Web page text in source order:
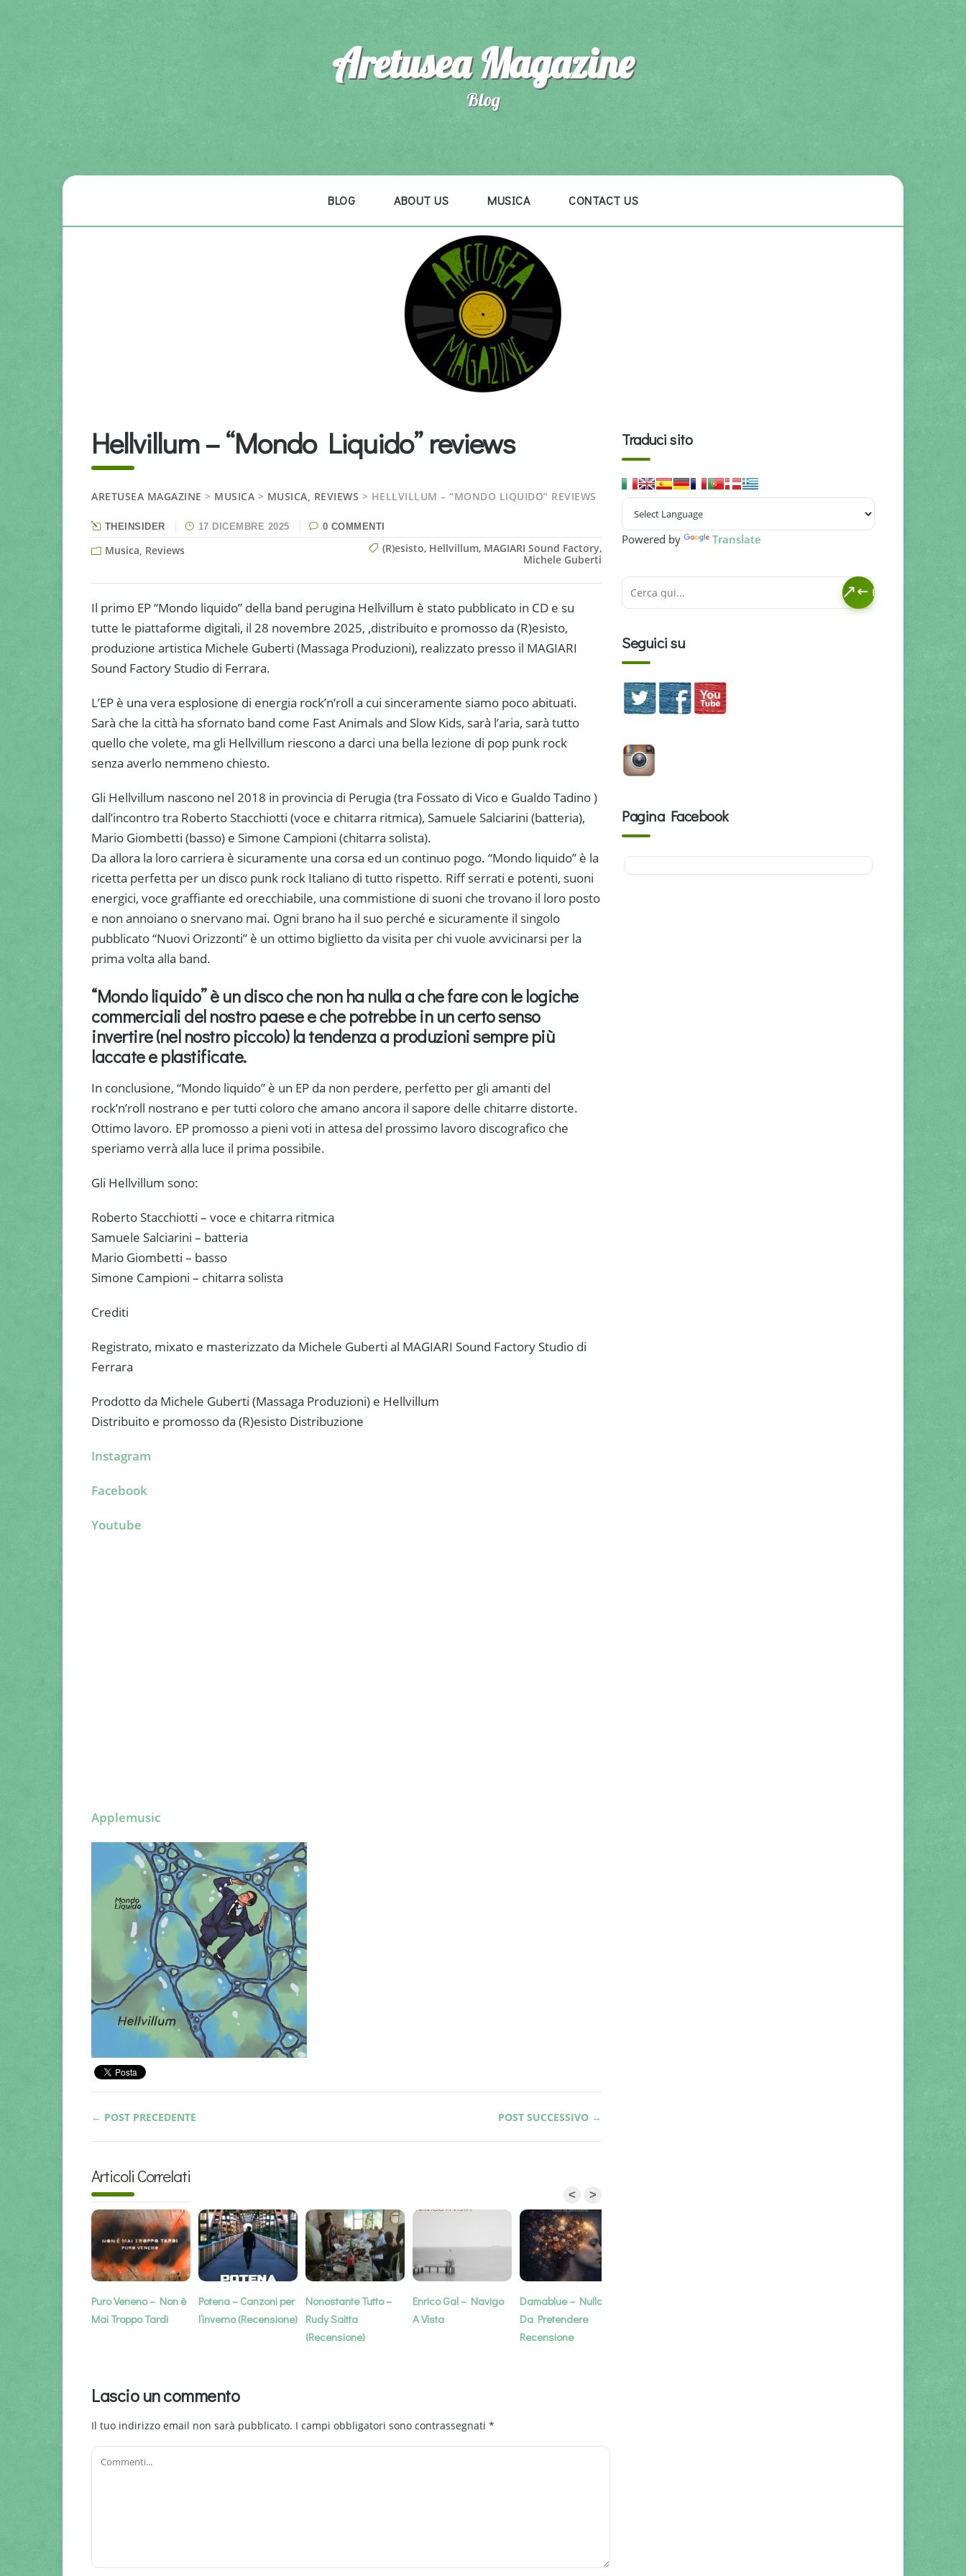
Aretusea Magazine
Blog
BLOG ABOUT US MUSICA CONTACT US
Hellvillum – “Mondo Liquido” reviews
ARETUSEA MAGAZINE > MUSICA > MUSICA, REVIEWS > HELLVILLUM – “MONDO LIQUIDO” REVIEWS
THEINSIDER 17 DICEMBRE 2025 0 COMMENTI
Musica, Reviews (R)esisto, Hellvillum, MAGIARI Sound Factory,
Michele Guberti
Il primo EP “Mondo liquido” della band perugina Hellvillum è stato pubblicato in CD e su
tutte le piattaforme digitali, il 28 novembre 2025, ,distribuito e promosso da (R)esisto,
produzione artistica Michele Guberti (Massaga Produzioni), realizzato presso il MAGIARI
Sound Factory Studio di Ferrara.
L’EP è una vera esplosione di energia rock’n’roll a cui sinceramente siamo poco abituati.
Sarà che la città ha sfornato band come Fast Animals and Slow Kids, sarà l’aria, sarà tutto
quello che volete, ma gli Hellvillum riescono a darci una bella lezione di pop punk rock
senza averlo nemmeno chiesto.
Gli Hellvillum nascono nel 2018 in provincia di Perugia (tra Fossato di Vico e Gualdo Tadino )
dall’incontro tra Roberto Stacchiotti (voce e chitarra ritmica), Samuele Salciarini (batteria),
Mario Giombetti (basso) e Simone Campioni (chitarra solista).
Da allora la loro carriera è sicuramente una corsa ed un continuo pogo. “Mondo liquido” è la
ricetta perfetta per un disco punk rock Italiano di tutto rispetto. Riff serrati e potenti, suoni
energici, voce graffiante ed orecchiabile, una commistione di suoni che trovano il loro posto
e non annoiano o snervano mai. Ogni brano ha il suo perché e sicuramente il singolo
pubblicato “Nuovi Orizzonti” è un ottimo biglietto da visita per chi vuole avvicinarsi per la
prima volta alla band.
“Mondo liquido” è un disco che non ha nulla a che fare con le logiche
commerciali del nostro paese e che potrebbe in un certo senso
invertire (nel nostro piccolo) la tendenza a produzioni sempre più
laccate e plastificate.
In conclusione, “Mondo liquido” è un EP da non perdere, perfetto per gli amanti del
rock’n’roll nostrano e per tutti coloro che amano ancora il sapore delle chitarre distorte.
Ottimo lavoro. EP promosso a pieni voti in attesa del prossimo lavoro discografico che
speriamo verrà alla luce il prima possibile.
Gli Hellvillum sono:
Roberto Stacchiotti – voce e chitarra ritmica
Samuele Salciarini – batteria
Mario Giombetti – basso
Simone Campioni – chitarra solista
Crediti
Registrato, mixato e masterizzato da Michele Guberti al MAGIARI Sound Factory Studio di
Ferrara
Prodotto da Michele Guberti (Massaga Produzioni) e Hellvillum
Distribuito e promosso da (R)esisto Distribuzione
Instagram
Facebook
Youtube
Applemusic
← POST PRECEDENTE POST SUCCESSIVO →
Articoli Correlati
Puro Veneno – Non è
Mai Troppo Tardi
Potena – Canzoni per
l’inverno (Recensione)
Nonostante Tutto –
Rudy Saitta
(Recensione)
Enrico Gal – Navigo
A Vista
Damablue – Nulla
Da Pretendere
Recensione
< >
Lascio un commento
Il tuo indirizzo email non sarà pubblicato. I campi obbligatori sono contrassegnati *
Traduci sito
Powered by Translate
Seguici su
Pagina Facebook